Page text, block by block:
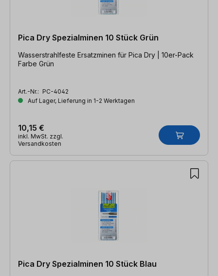
Pica Dry Spezialminen 10 Stück Grün
Wasserstrahlfeste Ersatzminen für Pica Dry | 10er-Pack
Farbe Grün
Art.-Nr.: PC-4042
Auf Lager, Lieferung in 1-2 Werktagen
10,15 €
inkl. MwSt. zzgl.
Versandkosten
Pica Dry Spezialminen 10 Stück Blau